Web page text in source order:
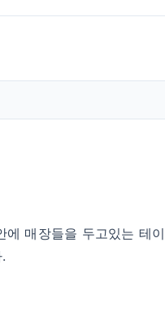
매장들을 두고있는 테